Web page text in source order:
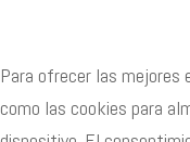
Para ofrecer las mejores
como las cookies para